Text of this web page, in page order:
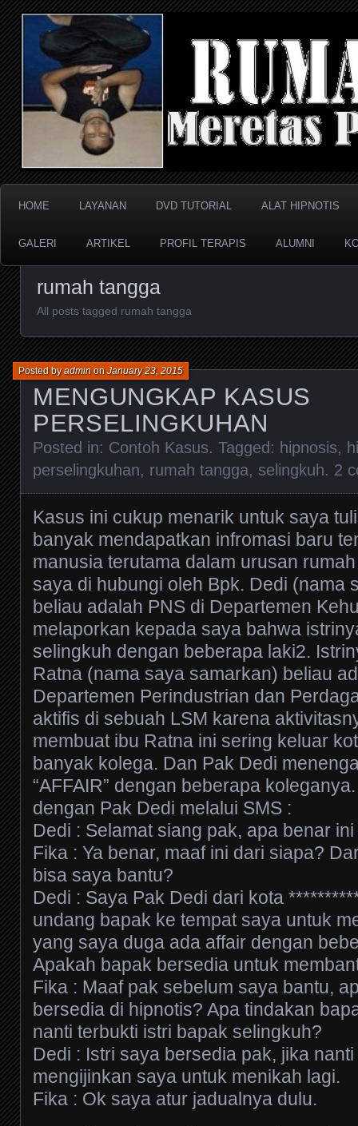
RUMAH HIPNOTIS
Meretas Pikiran Bawah Sadar
HOME LAYANAN DVD TUTORIAL ALAT HIPNOTIS
GALERI ARTIKEL PROFIL TERAPIS ALUMNI
rumah tangga
All posts tagged rumah tangga
MENGUNGKAP KASUS
PERSELINGKUHAN
Posted byadminonJanuary 23, 2015
Posted in: Contoh Kasus. Tagged: hipnosis,
perselingkuhan, rumah tangga, selingkuh. 2
Kasus ini cukup menarik untuk saya
banyak mendapatkan infromasi baru
manusia terutama dalam urusan
saya di hubungi oleh Bpk. Dedi (nama
beliau adalah PNS di Departemen
melaporkan kepada saya bahwa
selingkuh dengan beberapa laki2.
Ratna (nama saya samarkan) beliau
Departemen Perindustrian dan
aktifis di sebuah LSM karena
membuat ibu Ratna ini sering keluar
banyak kolega. Dan Pak Dedi
“AFFAIR” dengan beberapa
dengan Pak Dedi melalui SMS :
Dedi : Selamat siang pak, apa benar
Fika : Ya benar, maaf ini dari siapa?
bisa saya bantu?
Dedi : Saya Pak Dedi dari kota
undang bapak ke tempat saya untuk
yang saya duga ada affair dengan
Apakah bapak bersedia untuk
Fika : Maaf pak sebelum saya bantu,
bersedia di hipnotis? Apa tindakan
nanti terbukti istri bapak selingkuh?
Dedi : Istri saya bersedia pak, jika
mengijinkan saya untuk menikah lagi.
Fika : Ok saya atur jadualnya dulu.